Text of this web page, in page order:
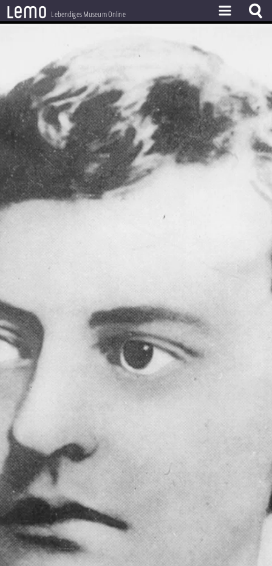
lemo Lebendiges Museum Online
THEMEN
ZEITZEUGEN
BESTAND
LERNEN
PROJEKT